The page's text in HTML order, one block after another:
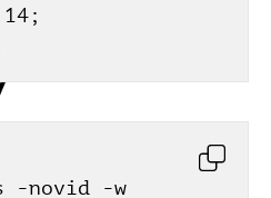
-novid -w